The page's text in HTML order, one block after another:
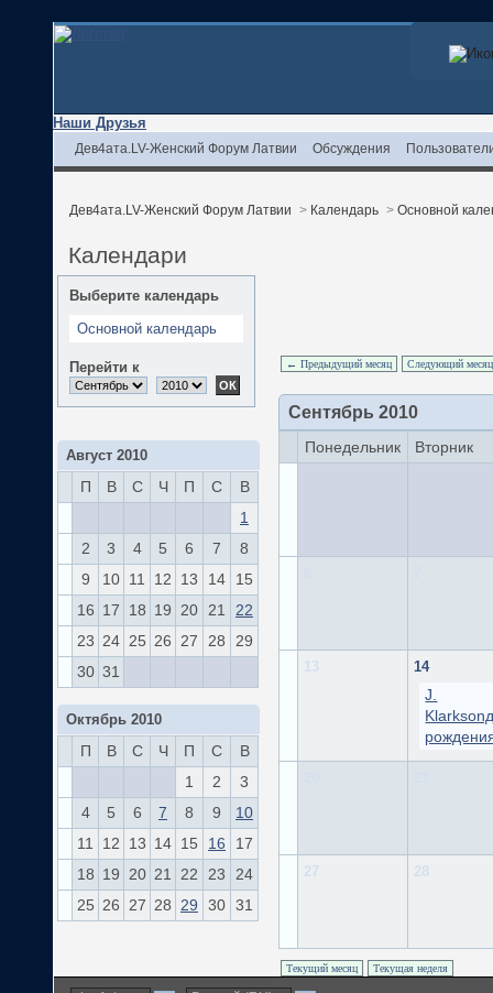
Наши Друзья
Дев4ата.LV-Женский Форум Латвии Обсуждения
Дев4ата.LV-Женский Форум Латвии > Календарь > Основной
Календари
Выберите календарь
Основной календарь
Перейти к ← Предыдущий месяц Следующий
Сентябрь 2010
Понедельник Вторник
13
14
J.
27 28
Текущий месяц Текущая неделя
Август 2010
П
В С Ч П С
В
1
2
3 4 5 6 7
8
9
10 11 12 13 14
15
16 17 18 19 20 21
22
23 24 25 26 27 28
29
30 31
Октябрь 2010
П
В С Ч П С
В
1
2
3
4
5 6 7 8 9
10
11
12 13 14 15 16
17
18 19 20 21 22 23
24
25 26 27 28 29 30 31